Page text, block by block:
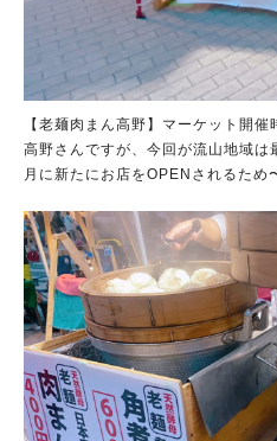
【老麺肉まん高野】マーケット開
高野さんですが、今回が流山地域
月に新たにお店をOPENされるため